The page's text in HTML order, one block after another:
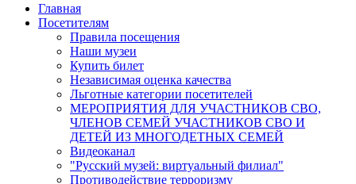
Главная
Посетителям
Правила посещения
Наши музеи
Купить билет
Независимая оценка качества
Льготные категории посетителей
МЕРОПРИЯТИЯ ДЛЯ УЧАСТНИКОВ СВО,
ЧЛЕНОВ СЕМЕЙ УЧАСТНИКОВ СВО И
ДЕТЕЙ ИЗ МНОГОДЕТНЫХ СЕМЕЙ
Видеоканал
"Русский музей: виртуальный филиал"
Противодействие терроризму